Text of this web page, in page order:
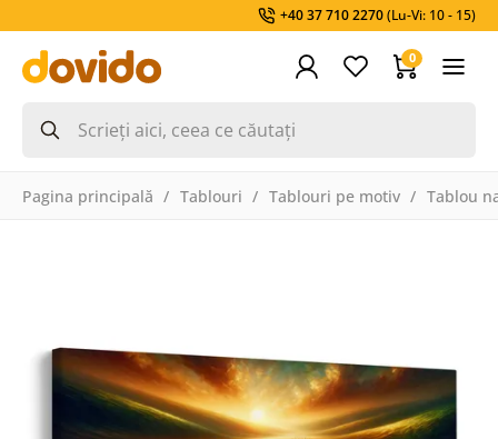
+40 37 710 2270(Lu-Vi: 10 - 15)
0
Pagina principală Tablouri Tablouri pe motiv Tablou